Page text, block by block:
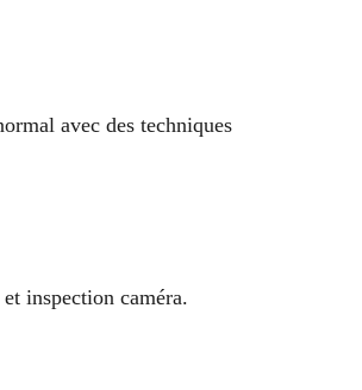
avec des techniques
inspection caméra.